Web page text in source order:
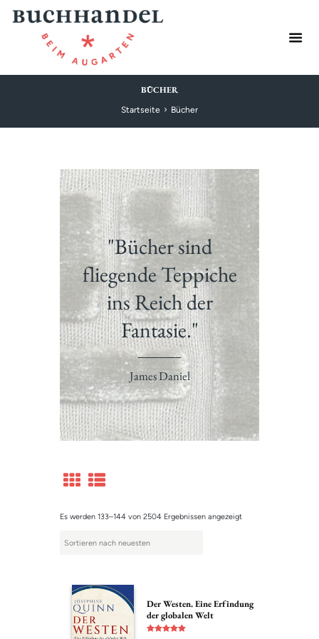
BÜCHER
Startseite Bücher
"Bücher sind
fliegende Teppiche
ins Reich der
Fantasie."
James Daniel
Es werden 133–144 von 2504 Ergebnissen angezeigt
Der Westen. Eine Erfindung
der globalen Welt